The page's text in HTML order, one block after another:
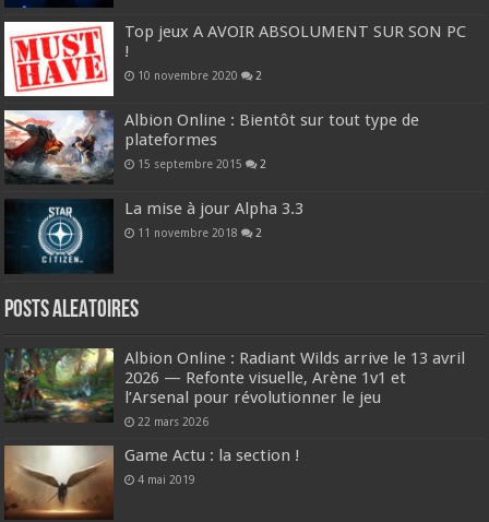
Top jeux A AVOIR ABSOLUMENT SUR SON PC
!
10 novembre 2020 2
Albion Online : Bientôt sur tout type de
plateformes
15 septembre 2015 2
La mise à jour Alpha 3.3
11 novembre 2018 2
Posts ALEATOIRES
Albion Online : Radiant Wilds arrive le 13 avril
2026 — Refonte visuelle, Arène 1v1 et
l’Arsenal pour révolutionner le jeu
22 mars 2026
Game Actu : la section !
4 mai 2019